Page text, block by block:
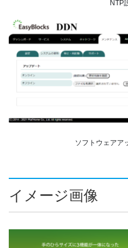
NTP
ソフトウェアア
イメージ画像